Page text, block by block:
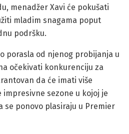
menadžer Xavi će pokušati
mladim snagama poput
podršku.
porasla od njenog probijanja u
očekivati konkurenciju za
da će imati više
sezone u kojoj je
se ponovo plasiraju u Premier